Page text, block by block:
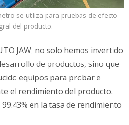
se utiliza para pruebas de efecto
del producto.
JAW, no solo hemos invertido
de productos, sino que
equipos para probar e
el rendimiento del producto.
en la tasa de rendimiento